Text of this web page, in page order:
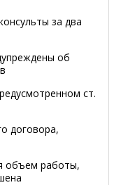
за два
об
ст.
договора,
объем работы,